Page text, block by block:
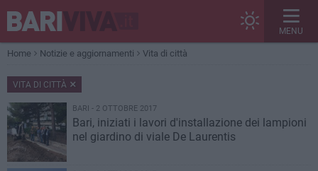
MENU
Home Notizie e aggiornamenti Vita di città
VITA DI CITTÀ
BARI - 2 OTTOBRE 2017
Bari, iniziati i lavori d'installazione dei lampioni
nel giardino di viale De Laurentis